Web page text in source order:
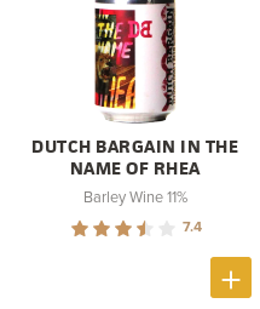
DUTCH BARGAIN IN THE
NAME OF RHEA
Barley Wine 11%
7.4